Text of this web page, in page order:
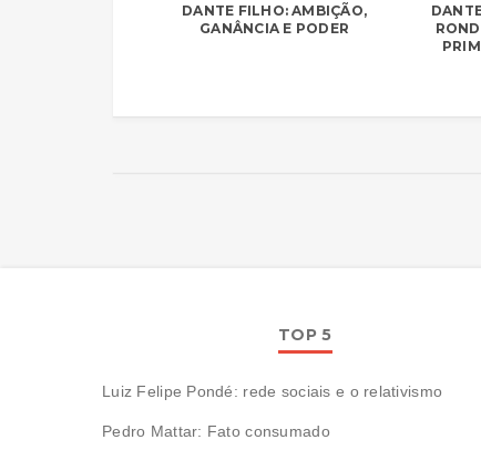
DANTE FILHO: AMBIÇÃO,
GANÂNCIA E PODER
TOP 5
Luiz Felipe Pondé: rede sociais e o relativismo
Pedro Mattar: Fato consumado